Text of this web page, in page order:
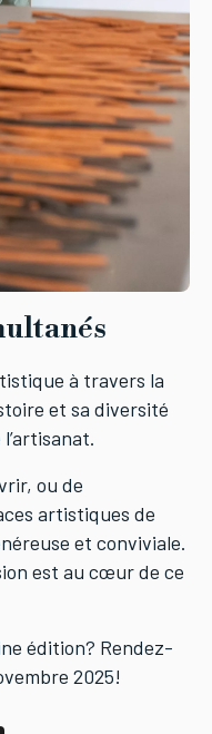
à travers la
et sa diversité
ou de
artistiques de
et conviviale.
est au cœur de ce
édition? Rendez-
2025!